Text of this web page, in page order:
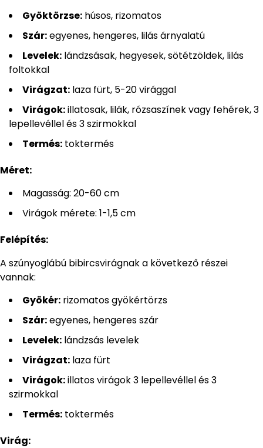
Gyöktörzse: húsos, rizomatos
Szár:egyenes, hengeres, lilás árnyalatú
Levelek: lándzsásak, hegyesek, sötétzöldek, lilás
foltokkal
Virágzat: laza fürt, 5-20 virággal
Virágok:illatosak, lilák, rózsaszínek vagy fehérek, 3
lepellevéllel és 3 szirmokkal
Termés: toktermés
Méret:
Magasság: 20-60 cm
Virágok mérete: 1-1,5 cm
Felépítés:
A szúnyoglábú bibircsvirágnak a következő részei
vannak:
Gyökér: rizomatos gyökértörzs
Szár:egyenes, hengeres szár
Levelek: lándzsás levelek
Virágzat: laza fürt
Virágok:illatos virágok 3 lepellevéllel és 3
szirmokkal
Termés: toktermés
Virág: